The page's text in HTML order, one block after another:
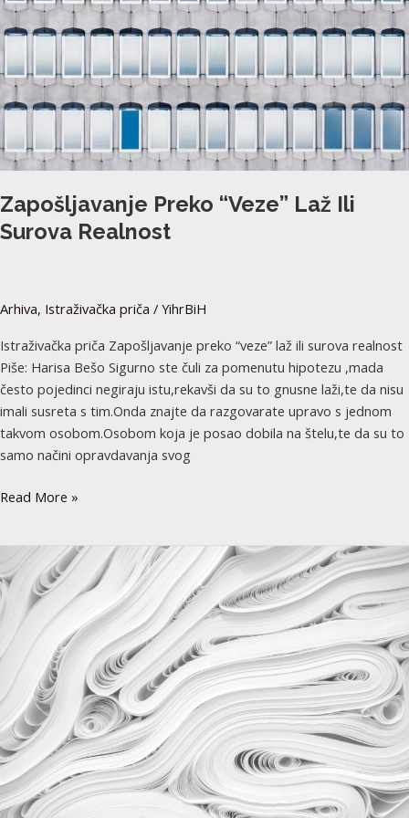
Zapošljavanje Preko “veze” Laž Ili
Surova Realnost
Arhiva, Istraživačka priča / YihrBiH
Istraživačka priča Zapošljavanje preko “veze” laž ili surova realnost
Piše: Harisa Bešo Sigurno ste čuli za pomenutu hipotezu ,mada
često pojedinci negiraju istu,rekavši da su to gnusne laži,te da nisu
imali susreta s tim.Onda znajte da razgovarate upravo s jednom
takvom osobom.Osobom koja je posao dobila na štelu,te da su to
samo načini opravdavanja svog
Read More »
Govor
mržnje
i
diskriminacija
društvu
na
internetu